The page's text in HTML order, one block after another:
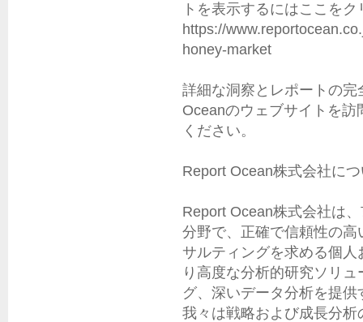
トを表示するにはここを
https://
honey-market
詳細な洞察とレポートの
Oceanのウェブサイトを
ください。
Report Ocean株式会社に
Report Ocean株式会社は
分野で、正確で信頼性の
サルティングを求める個
り高度な分析的研究ソリ
グ、深いデータ分析を提
我々は戦略および成長分